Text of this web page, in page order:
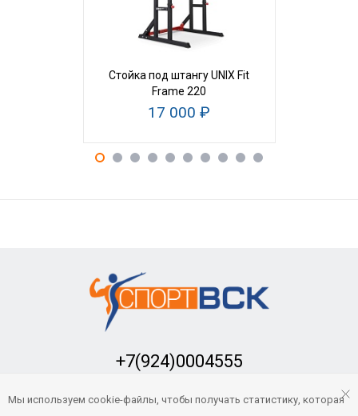
Стойка под штангу UNIX Fit
Frame 220
17 000 ₽
+7(924)0004555
Мы используем cookie-файлы, чтобы получать статистику, которая